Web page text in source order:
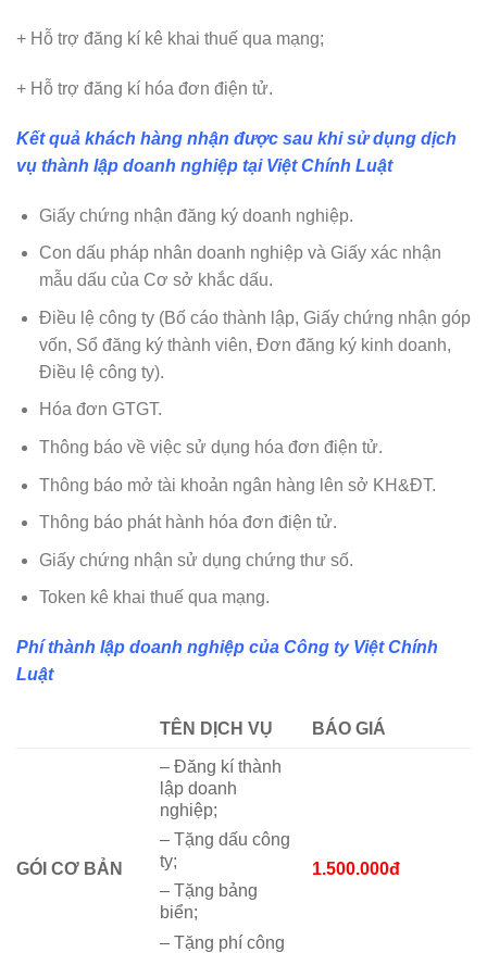
+ Hỗ trợ đăng kí kê khai thuế qua mạng;
+ Hỗ trợ đăng kí hóa đơn điện tử.
Kết quả khách hàng nhận được sau khi sử dụng dịch
vụ thành lập doanh nghiệp tại Việt Chính Luật
Giấy chứng nhận đăng ký doanh nghiệp.
Con dấu pháp nhân doanh nghiệp và Giấy xác nhận
mẫu dấu của Cơ sở khắc dấu.
Điều lệ công ty (Bố cáo thành lập, Giấy chứng nhận góp
vốn, Sổ đăng ký thành viên, Đơn đăng ký kinh doanh,
Điều lệ công ty).
Hóa đơn GTGT.
Thông báo về việc sử dụng hóa đơn điện tử.
Thông báo mở tài khoản ngân hàng lên sở KH&ĐT.
Thông báo phát hành hóa đơn điện tử.
Giấy chứng nhận sử dụng chứng thư số.
Token kê khai thuế qua mạng.
Phí thành lập doanh nghiệp của Công ty Việt Chính
Luật
TÊN DỊCH VỤ BÁO GIÁ
GÓI CƠ BẢN
– Đăng kí thành
lập doanh
nghiệp;
– Tặng dấu công
ty;
– Tặng bảng
biển;
– Tặng phí công
1.500.000đ